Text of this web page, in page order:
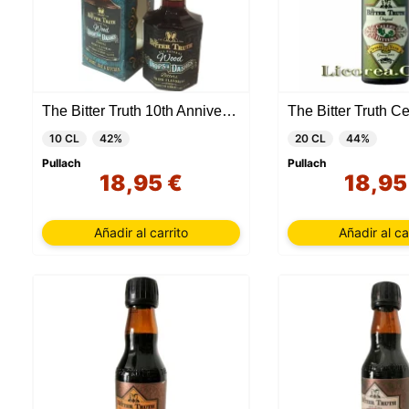
The Bitter Truth 10th Anniversary Wood
10 CL
42%
Pullach
18,95 €
Añadir al carrito
The Bitter Truth
20 CL
44%
Pullach
Añadir al
por
que
para
carrito
Puede